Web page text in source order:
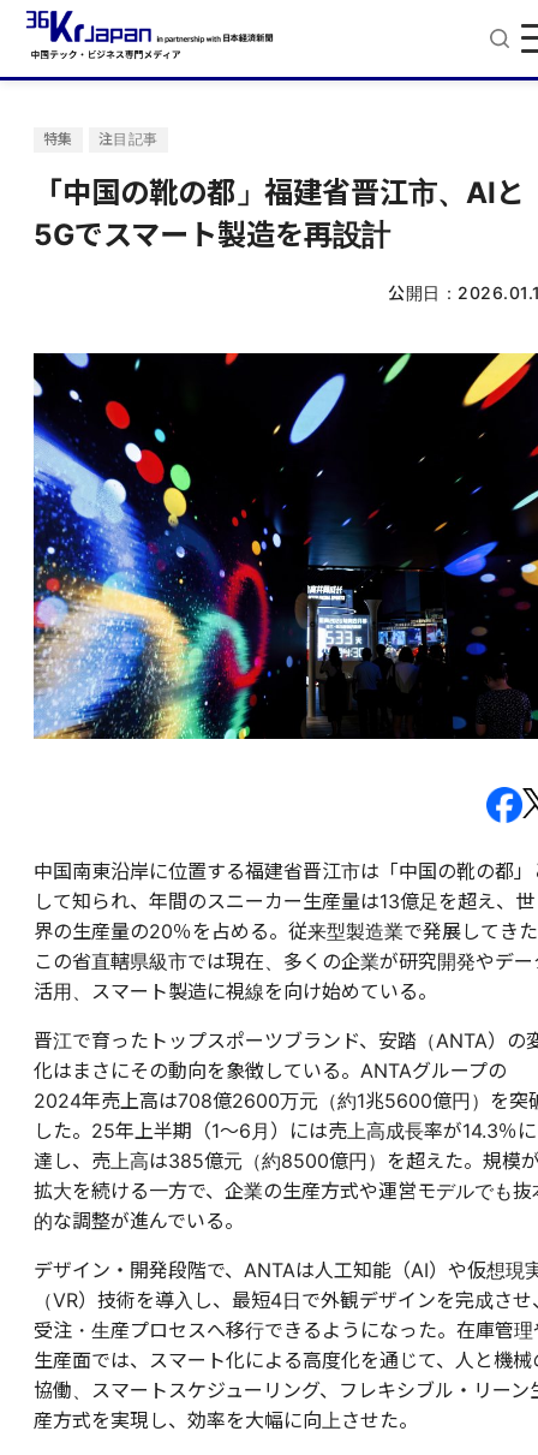
特集 注目記事
「中国の靴の都」福建省晋江市、AIと
5Gでスマート製造を再設計
公開日：
中国南東沿岸に位置する福建省晋江市は「中国の靴の都」
して知られ、年間のスニーカー生産量は13億足を超え、世
界の生産量の20％を占める。従来型製造業で発展してきた
この省直轄県級市では現在、多くの企業が研究開発やデー
活用、スマート製造に視線を向け始めている。
晋江で育ったトップスポーツブランド、安踏（ANTA）の
化はまさにその動向を象徴している。ANTAグループの
2024年売上高は708億2600万元（約1兆5600億円）を突
した。25年上半期（1～6月）には売上高成長率が14.3％に
達し、売上高は385億元（約8500億円）を超えた。規模
拡大を続ける一方で、企業の生産方式や運営モデルでも抜
的な調整が進んでいる。
デザイン・開発段階で、ANTAは人工知能（AI）や仮想現
（VR）技術を導入し、最短4日で外観デザインを完成させ
受注・生産プロセスへ移行できるようになった。在庫管理
生産面では、スマート化による高度化を通じて、人と機械
協働、スマートスケジューリング、フレキシブル・リーン
産方式を実現し、効率を大幅に向上させた。